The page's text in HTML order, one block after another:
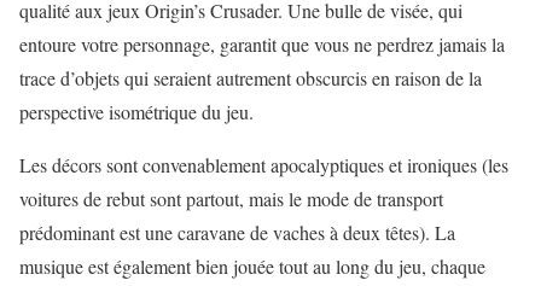
qualité aux jeux Origin’s Crusader. Une bulle de visée, qui
entoure votre personnage, garantit que vous ne perdrez jamais la
trace d’objets qui seraient autrement obscurcis en raison de la
perspective isométrique du jeu.
Les décors sont convenablement apocalyptiques et ironiques (les
voitures de rebut sont partout, mais le mode de transport
prédominant est une caravane de vaches à deux têtes). La
musique est également bien jouée tout au long du jeu, chaque